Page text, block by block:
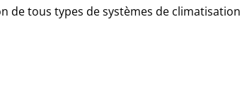
de tous types de systèmes de climatisation